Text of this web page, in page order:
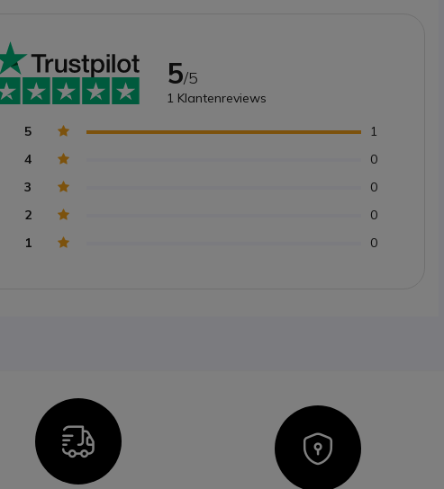
5/5
1 Klantenreviews
5
1
4
0
3
0
2
0
1
0
Icon Icon